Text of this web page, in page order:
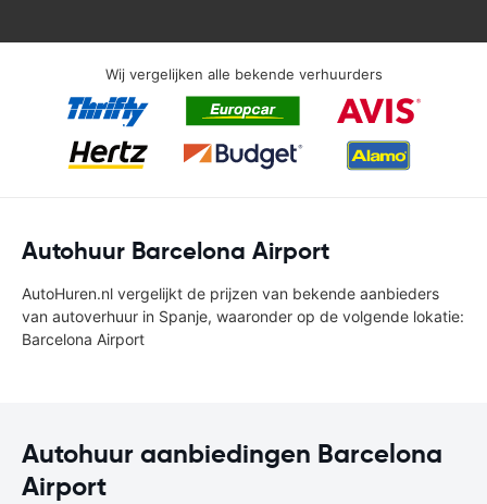
Wij vergelijken alle bekende verhuurders
Autohuur Barcelona Airport
AutoHuren.nl vergelijkt de prijzen van bekende aanbieders
van autoverhuur in Spanje, waaronder op de volgende lokatie:
Barcelona Airport
Autohuur aanbiedingen Barcelona
Airport